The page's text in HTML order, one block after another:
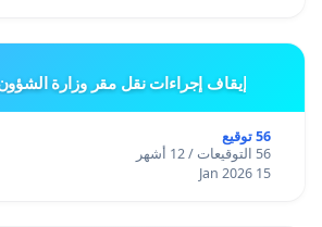
إيقاف إجراءات نقل مقر وزارة الشؤون
56 توقيع
56 التوقيعات / 12 أشهر
15 Jan 2026